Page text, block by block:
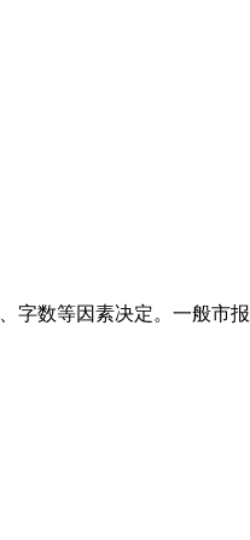
数等因素决定。一般市